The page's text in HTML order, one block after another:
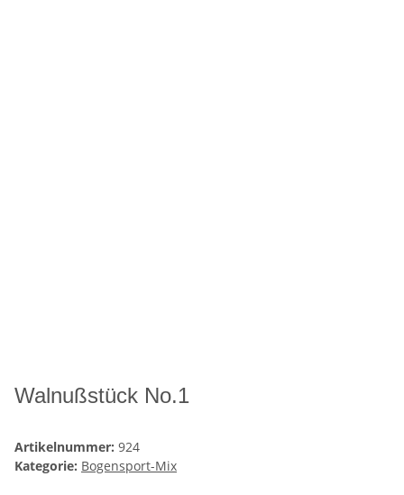
Walnußstück No.1
Artikelnummer: 924
Kategorie: Bogensport-Mix